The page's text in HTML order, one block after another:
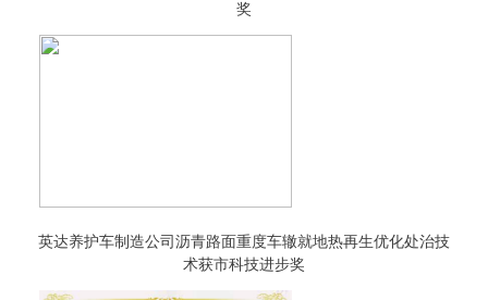
奖
英达养护车制造公司沥青路面重度车辙就地热再生优化处治技
术获市科技进步奖